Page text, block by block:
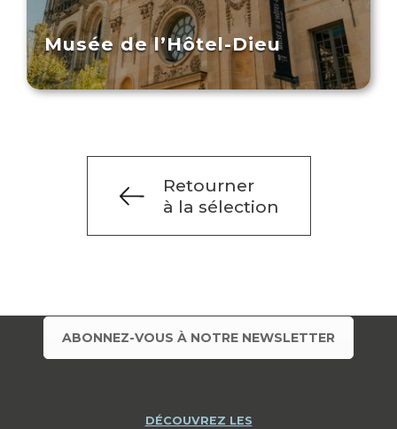
Musée de l’Hôtel-Dieu
Retourner
à la sélection
ABONNEZ-VOUS À NOTRE NEWSLETTER
DÉCOUVREZ LES